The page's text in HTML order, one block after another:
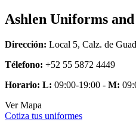
Ashlen Uniforms
Dirección: Local 5, Calz. de
Télefono: +52 55 5872 4449
Horario: L: 09:00-19:00 - M:
Ver Mapa
Cotiza tus uniformes